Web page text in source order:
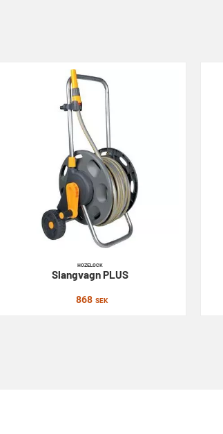
HOZELOCK
SlangvagnPLUS
868 SEK